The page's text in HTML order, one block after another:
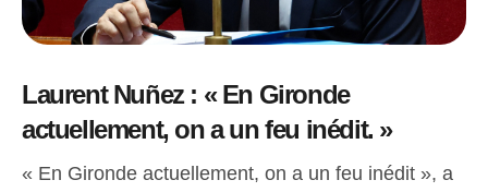
Laurent Nuñez : « En Gironde
actuellement, on a un feu inédit. »
« En Gironde actuellement, on a un feu inédit », a